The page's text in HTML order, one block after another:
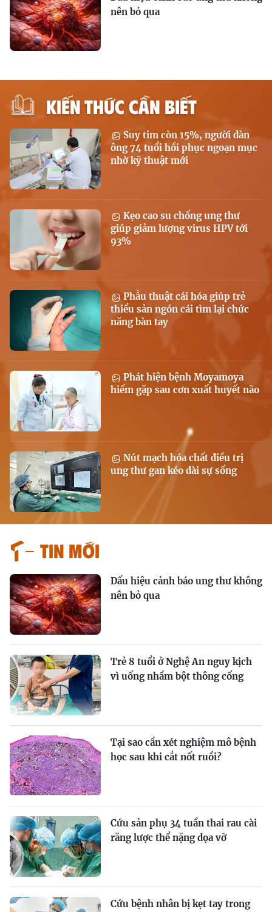
nên bỏ qua
KIẾN THỨC CẦN BIẾT
Suy tim còn 15%, người đàn
ông 74 tuổi hồi phục ngoạn mục
nhờ kỹ thuật mới
Kẹo cao su chống ung thư
giúp giảm lượng virus HPV tới
93%
Phẫu thuật cái hóa giúp trẻ
thiểu sản ngón cái tìm lại chức
năng bàn tay
Phát hiện bệnh Moyamoya
hiếm gặp sau cơn xuất huyết não
Nút mạch hóa chất điều trị
ung thư gan kéo dài sự sống
Tin mới
Dấu hiệu cảnh báo ung thư không
nên bỏ qua
Trẻ 8 tuổi ở Nghệ An nguy kịch
vì uống nhầm bột thông cống
Tại sao cần xét nghiệm mô bệnh
học sau khi cắt nốt ruồi?
Cứu sản phụ 34 tuần thai rau cài
răng lược thể nặng dọa vỡ
Cứu bệnh nhân bị kẹt tay trong